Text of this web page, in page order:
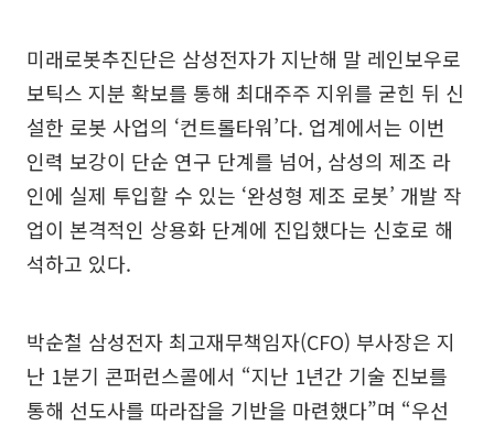
미래로봇추진단은 삼성전자가 지난해 말 레인보우로
보틱스 지분 확보를 통해 최대주주 지위를 굳힌 뒤 신
설한 로봇 사업의 ‘컨트롤타워’다. 업계에서는 이번
인력 보강이 단순 연구 단계를 넘어, 삼성의 제조 라
인에 실제 투입할 수 있는 ‘완성형 제조 로봇’ 개발 작
업이 본격적인 상용화 단계에 진입했다는 신호로 해
석하고 있다.
박순철 삼성전자 최고재무책임자(CFO) 부사장은 지
난 1분기 콘퍼런스콜에서 “지난 1년간 기술 진보를
통해 선도사를 따라잡을 기반을 마련했다”며 “우선